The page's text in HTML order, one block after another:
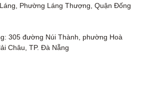
Phường Láng Thượng, Quận Đống
305 đường Núi Thành, phường Hoà
Châu, TP. Đà Nẵng